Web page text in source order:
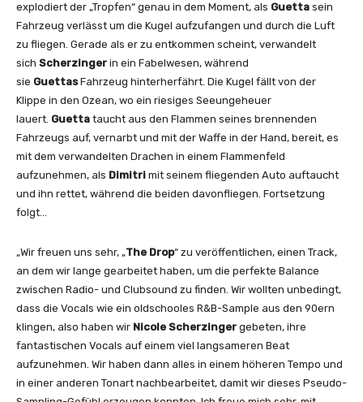
explodiert der „Tropfen“ genau in dem Moment, als Guetta sein
Fahrzeug verlässt um die Kugel aufzufangen und durch die Luft
zu fliegen. Gerade als er zu entkommen scheint, verwandelt
sich Scherzinger in ein Fabelwesen, während
sie GuettasFahrzeug hinterherfährt. Die Kugel fällt von der
Klippe in den Ozean, wo ein riesiges Seeungeheuer
lauert. Guetta taucht aus den Flammen seines brennenden
Fahrzeugs auf, vernarbt und mit der Waffe in der Hand, bereit, es
mit dem verwandelten Drachen in einem Flammenfeld
aufzunehmen, als Dimitri mit seinem fliegenden Auto auftaucht
und ihn rettet, während die beiden davonfliegen. Fortsetzung
folgt…
„Wir freuen uns sehr, „The Drop“ zu veröffentlichen, einen Track,
an dem wir lange gearbeitet haben, um die perfekte Balance
zwischen Radio- und Clubsound zu finden. Wir wollten unbedingt,
dass die Vocals wie ein oldschooles R&B-Sample aus den 90ern
klingen, also haben wir Nicole Scherzinger gebeten, ihre
fantastischen Vocals auf einem viel langsameren Beat
aufzunehmen. Wir haben dann alles in einem höheren Tempo und
in einer anderen Tonart nachbearbeitet, damit wir dieses Pseudo-